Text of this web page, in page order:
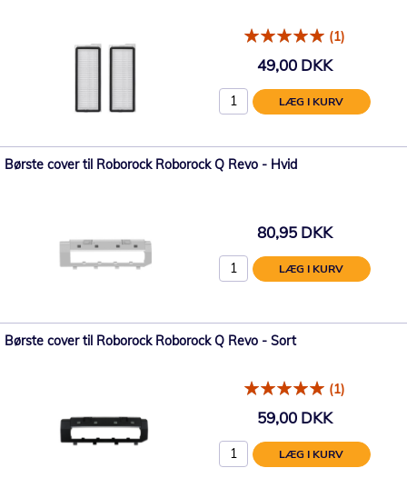
(1)
49,00 DKK
LÆG I KURV
Børste cover til Roborock Roborock Q Revo - Hvid
80,95 DKK
LÆG I KURV
Børste cover til Roborock Roborock Q Revo - Sort
(1)
59,00 DKK
LÆG I KURV